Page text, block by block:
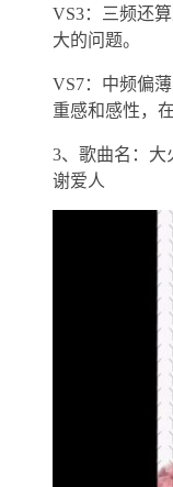
VS3：三频还
大的问题。
VS7：中频偏
重感和感性，
3、歌曲名：大
谢爱人